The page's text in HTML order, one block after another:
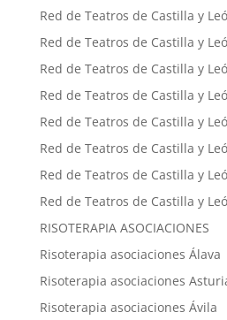
Red de Teatros de Castilla y
Red de Teatros de Castilla y
Red de Teatros de Castilla y
Red de Teatros de Castilla y
Red de Teatros de Castilla y
Red de Teatros de Castilla y
Red de Teatros de Castilla y
Red de Teatros de Castilla y
RISOTERAPIA ASOCIACIONES
Risoterapia asociaciones Álava
Risoterapia asociaciones
Risoterapia asociaciones Ávila